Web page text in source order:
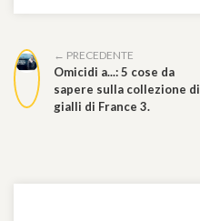
← PRECEDENTE
Omicidi a...: 5 cose da
sapere sulla collezione di
gialli di France 3.